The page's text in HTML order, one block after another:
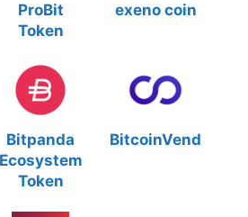
ProBit
Token
exeno coin
Bitpanda
Ecosystem
Token
BitcoinVend